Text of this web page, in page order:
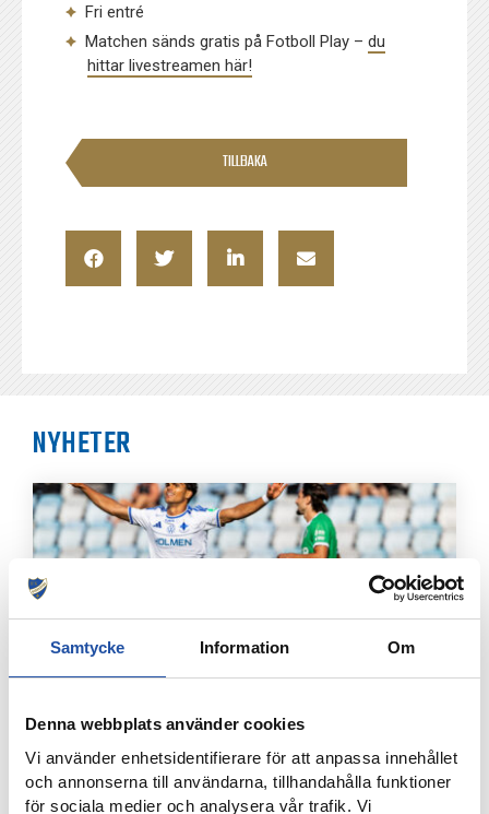
Samtycke Information Om
Denna webbplats använder cookies
Vi använder enhetsidentifierare för att anpassa innehållet
och annonserna till användarna, tillhandahålla funktioner
för sociala medier och analysera vår trafik. Vi
Fri entré
Matchen sänds gratis på Fotboll Play –du
hittar livestreamen här!
TILLBAKA
NYHETER
8 AUGUSTI, 2026
NOELS STORA SHOW I 3-0-SEGERN – “OTROLIG KÄNSLA
MED VÅRA FANS”